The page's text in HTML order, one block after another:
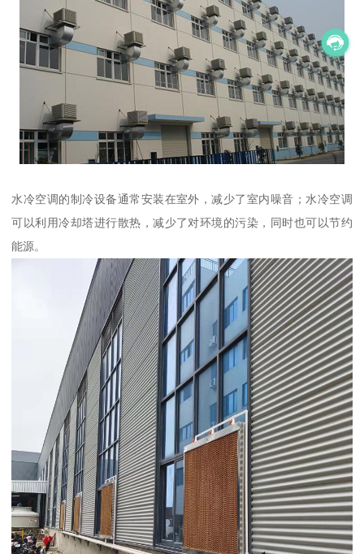
水冷空调的制冷设备通常安装在室外，减少了室内噪音；水冷空调
可以利用冷却塔进行散热，减少了对环境的污染，同时也可以节约
能源。